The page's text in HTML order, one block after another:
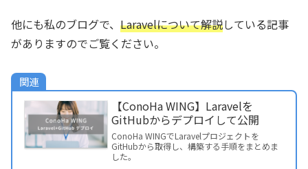
他にも私のブログで、 Laravelについて解説している記事
がありますのでご覧ください。
関連
【ConoHa WING】Laravelを
GitHubからデプロイして公開
ConoHa WINGでLaravelプロジェクトを
GitHubから取得し、構築する手順をまとめま
した。